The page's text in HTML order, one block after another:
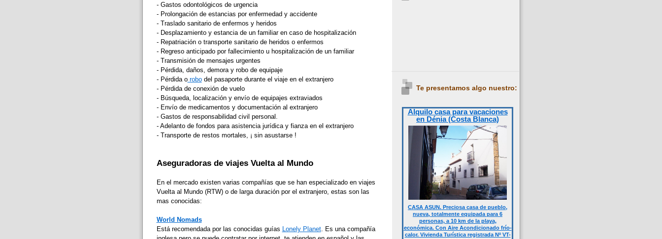
- Gastos odontológicos de urgencia
- Prolongación de estancias por enfermedad y accidente
- Traslado sanitario de enfermos y heridos
- Desplazamiento y estancia de un familiar en caso de hospitalización
- Repatriación o transporte sanitario de heridos o enfermos
- Regreso anticipado por fallecimiento u hospitalización de un familiar
- Transmisión de mensajes urgentes
- Pérdida, daños, demora y robo de equipaje
- Pérdida orobodel pasaporte durante el viaje en el extranjero
- Pérdida de conexión de vuelo
- Búsqueda, localización y envío de equipajes extraviados
- Envío de medicamentos y documentación al extranjero
- Gastos de responsabilidad civil personal.
- Adelanto de fondos para asistencia jurídica y fianza en el extranjero
- Transporte de restos mortales, ¡ sin asustarse !
Aseguradoras de viajes Vuelta al Mundo
En el mercado existen varias compañías que se han especializado en viajes
Vuelta al Mundo (RTW) o de larga duración por el extranjero, estas son las
mas conocidas:
World Nomads
Está recomendada por las conocidas guías
Lonely Planet. Es una compañía
Te presentamos algo nuestro:
Alquilo casa para vacaciones
en Dénia (Costa Blanca)
CASA ASUN. Preciosa casa de pueblo,
nueva, totalmente equipada para 6
personas, a 10 km de la playa,
económica. Con Aire Acondicionado frío-
calor. Vivienda Turística registrada Nº VT-